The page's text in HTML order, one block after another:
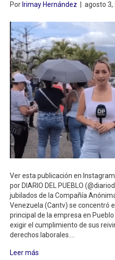
Por Irimay Hernández agosto 3,
Ver esta publicación en
por DIARIO DEL PUEBLO
jubilados de la Compañía
Venezuela (Cantv) se concentró
principal de la empresa en
exigir el cumplimiento de sus
derechos laborales.…
Leer más